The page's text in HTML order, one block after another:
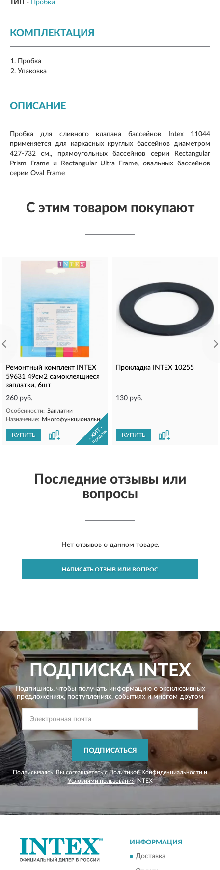
ТИП - Пробки
КОМПЛЕКТАЦИЯ
Пробка
Упаковка
ОПИСАНИЕ
Пробка для сливного клапана бассейнов Intex 11044
применяется для каркасных круглых бассейнов диаметром
427-732 см., прямоугольных бассейнов серии Rectangular
Prism Frame и Rectangular Ultra Frame, овальных бассейнов
серии Oval Frame
С этим товаром покупают
Ремонтный комплект INTEX
59631 49см2 самоклеящиеся
заплатки, 6шт
260 руб.
Особенности: Заплатки
Назначение: Многофункциональные
КУПИТЬ - ХИТ -
продаж
Прокладка INTEX 10255
130 руб.
КУПИТЬ
Последние отзывы или
вопросы
Нет отзывов о данном товаре.
НАПИСАТЬ ОТЗЫВ ИЛИ ВОПРОС
ПОДПИСКАINTEX
Подпишись, чтобы получать информацию о эксклюзивных
предложениях, поступлениях, событиях и многом другом
ПОДПИСАТЬСЯ
Подписываясь, Вы соглашаетесь сПолитикой Конфиденциальности и
Условиями пользованияINTEX
ИНФОРМАЦИЯ
Доставка